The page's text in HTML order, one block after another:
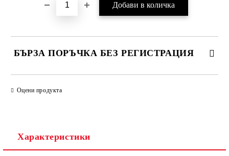
БЪРЗА ПОРЪЧКА БЕЗ РЕГИСТРАЦИЯ
Оцени продукта
Характеристики